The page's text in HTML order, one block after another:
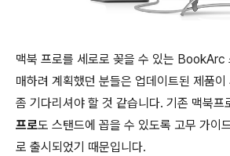
맥북 프로를 세로로 꽂을 수 있는 BookArc
매하려 계획했던 분들은 업데이트된 제품이
좀 기다리셔야 할 것 같습니다. 기존 맥북프
프로도 스탠드에 꼽을 수 있도록 고무 가이
로 출시되었기 때문입니다.